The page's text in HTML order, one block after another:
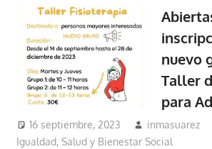
nuevo
Taller
para
16 septiembre, 2023 inmasuarez
Igualdad, Salud y Bienestar Social